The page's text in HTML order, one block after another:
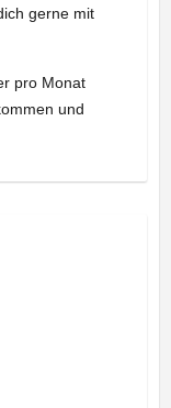
gerne mit
pro Monat
und